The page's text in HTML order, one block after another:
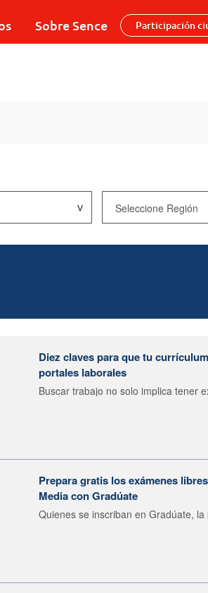
Sobre Sence Participación
Diez claves para que tu
portales laborales
Buscar trabajo no solo implica tener
Prepara gratis los exámenes
Media con Gradúate
Quienes se inscriban en Gradúate,